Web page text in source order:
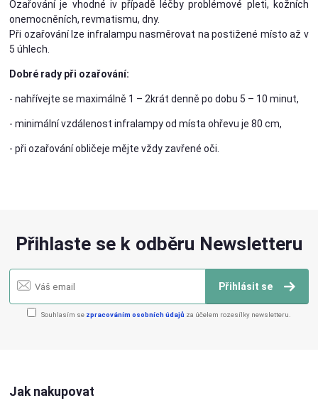
Ozařování je vhodné iv případě léčby problémové pleti, kožních
onemocněních, revmatismu, dny.
Při ozařování lze infralampu nasměrovat na postižené místo až v
5 úhlech.
Dobré rady při ozařování:
- nahřívejte se maximálně 1 – 2krát denně po dobu 5 – 10 minut,
- minimální vzdálenost infralampy od místa ohřevu je 80 cm,
- při ozařování obličeje mějte vždy zavřené oči.
Přihlaste se k odběru Newsletteru
Přihlásit se
Souhlasím se zpracováním osobních údajů za účelem rozesílky newsletteru.
Jak nakupovat